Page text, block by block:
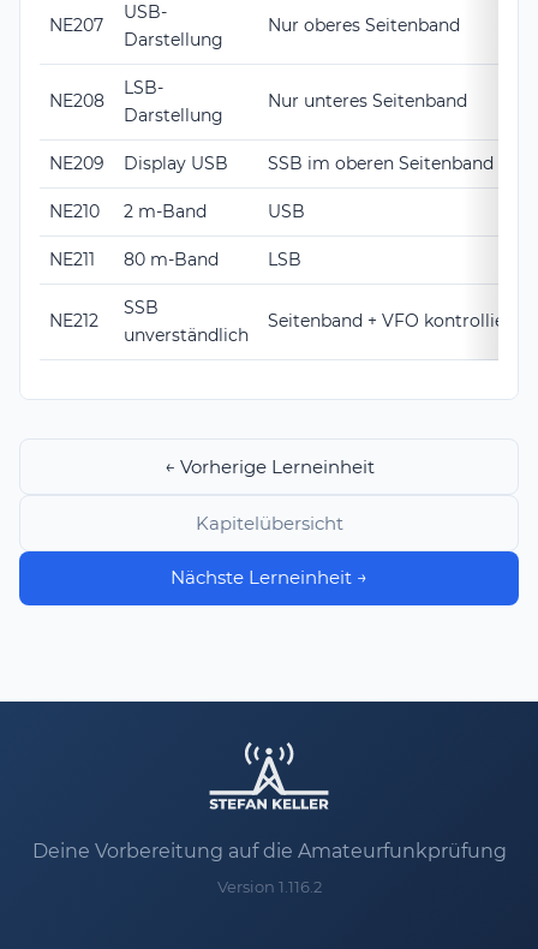
NE207
USB-
Darstellung
Nur oberes Seitenband
NE208
LSB-
Darstellung
Nur unteres Seitenband
NE209 Display USB SSB im oberen Seitenband
NE210 2 m-Band USB
NE211 80 m-Band LSB
NE212
SSB
unverständlich
Seitenband + VFO kontrollieren
← Vorherige Lerneinheit
Kapitelübersicht
Nächste Lerneinheit →
Deine Vorbereitung auf die Amateurfunkprüfung
Version 1.116.2